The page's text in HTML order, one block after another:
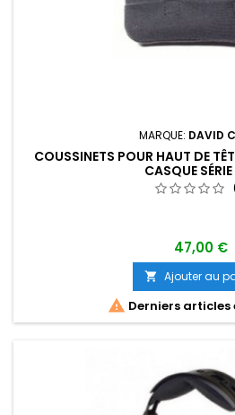
MARQUE: DAVID
COUSSINETS POUR HAUT DE
CASQUE
47,00 €
 Ajouter au
 Derniers articles